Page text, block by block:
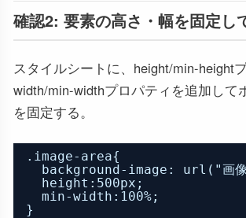
確認2: 要素の高さ・幅を固定し
スタイルシートに、height/min-height
width/min-widthプロパティを追加して
を固定する。
.image-area{
background-image: url("画像
height:500px;
min-width:100%;
}